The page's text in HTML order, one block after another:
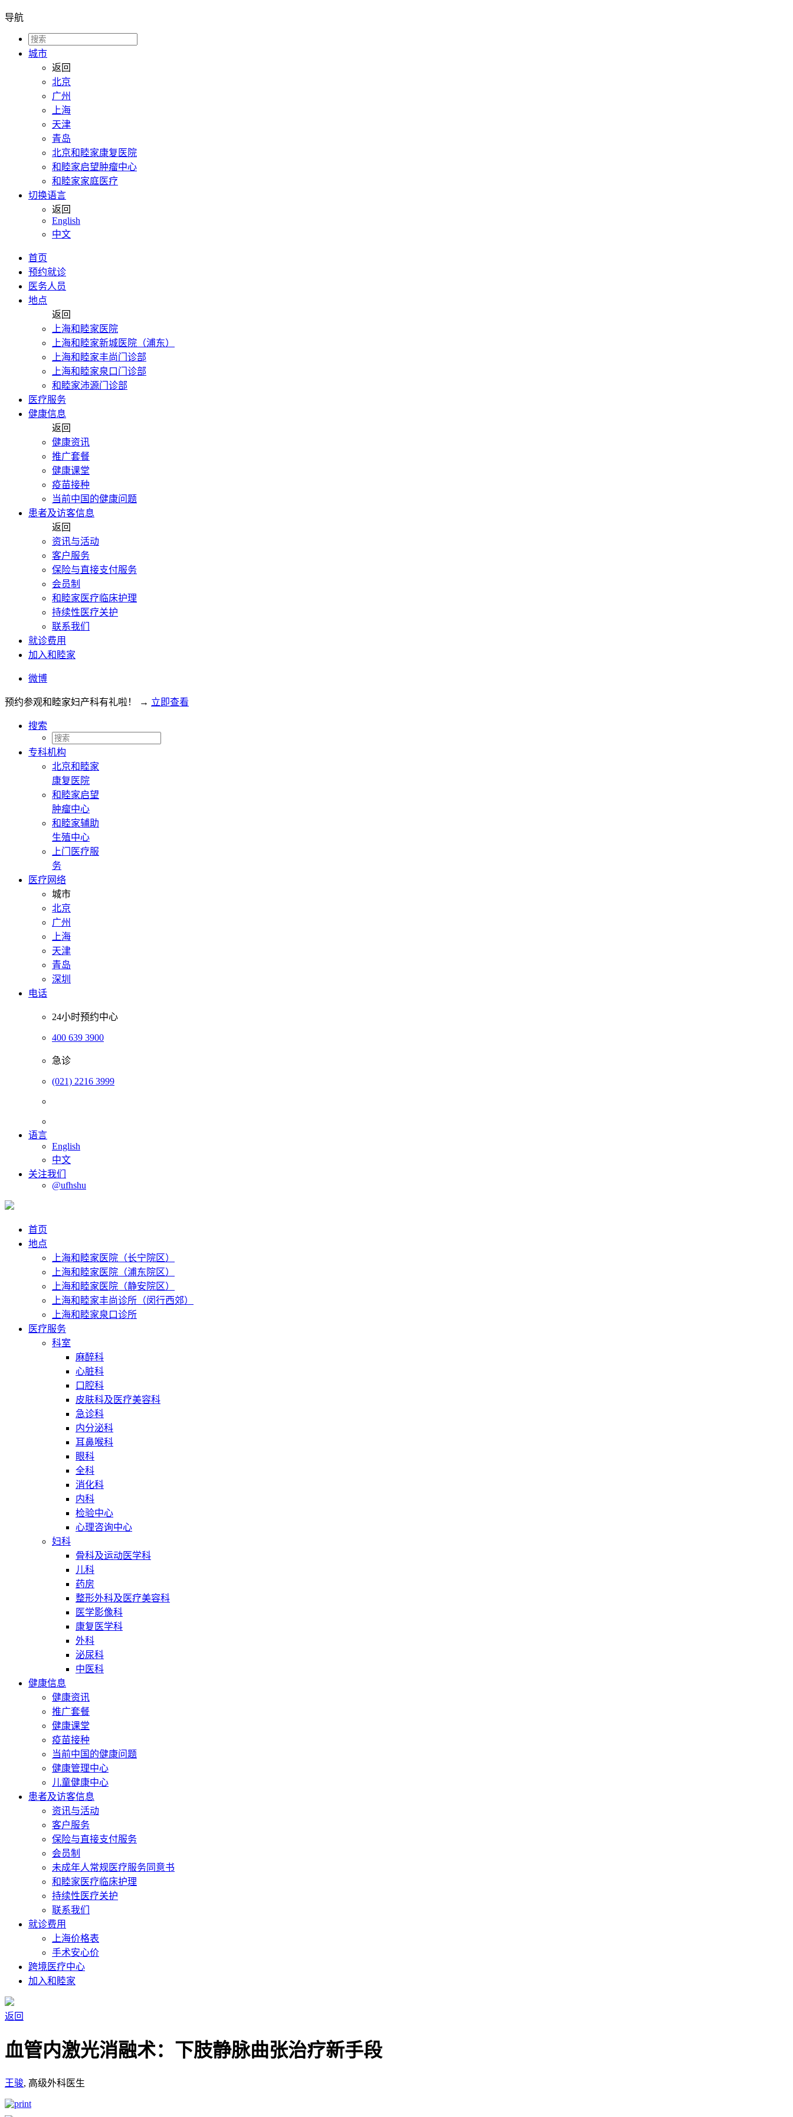
导航
城市
返回
北京
广州
上海
天津
青岛
北京和睦家康复医院
和睦家启望肿瘤中心
和睦家家庭医疗
切换语言
返回
English
中文
首页
预约就诊
医务人员
地点
返回
上海和睦家医院
上海和睦家新城医院（浦东）
上海和睦家丰尚门诊部
上海和睦家泉口门诊部
和睦家沛源门诊部
医疗服务
健康信息
返回
健康资讯
推广套餐
健康课堂
疫苗接种
当前中国的健康问题
患者及访客信息
返回
资讯与活动
客户服务
保险与直接支付服务
会员制
和睦家医疗临床护理
持续性医疗关护
联系我们
就诊费用
加入和睦家
微博
预约参观和睦家妇产科有礼啦！ → 立即查看
搜索
专科机构
北京和睦家
康复医院
和睦家启望
肿瘤中心
和睦家辅助
生殖中心
上门医疗服
务
医疗网络
城市
北京
广州
上海
天津
青岛
深圳
电话
24小时预约中心
400 639 3900
急诊
(021) 2216 3999
语言
English
中文
关注我们
@ufhshu
首页
地点
上海和睦家医院（长宁院区）
上海和睦家医院（浦东院区）
上海和睦家医院（静安院区）
上海和睦家丰尚诊所（闵行西郊）
上海和睦家泉口诊所
医疗服务
科室
麻醉科
心脏科
口腔科
皮肤科及医疗美容科
急诊科
内分泌科
耳鼻喉科
眼科
全科
消化科
内科
检验中心
心理咨询中心
妇科
骨科及运动医学科
儿科
药房
整形外科及医疗美容科
医学影像科
康复医学科
外科
泌尿科
中医科
健康信息
健康资讯
推广套餐
健康课堂
疫苗接种
当前中国的健康问题
健康管理中心
儿童健康中心
患者及访客信息
资讯与活动
客户服务
保险与直接支付服务
会员制
未成年人常规医疗服务同意书
和睦家医疗临床护理
持续性医疗关护
联系我们
就诊费用
上海价格表
手术安心价
跨境医疗中心
加入和睦家
返回
血管内激光消融术：下肢静脉曲张治疗新手段
王骏, 高级外科医生